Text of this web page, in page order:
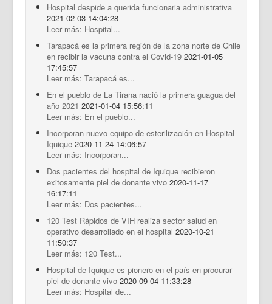
Hospital despide a querida funcionaria administrativa
2021-02-03 14:04:28
Leer más: Hospital...
Tarapacá es la primera región de la zona norte de Chile
en recibir la vacuna contra el Covid-19 2021-01-05
17:45:57
Leer más: Tarapacá es...
En el pueblo de La Tirana nació la primera guagua del
año 2021 2021-01-04 15:56:11
Leer más: En el pueblo...
Incorporan nuevo equipo de esterilización en Hospital
Iquique 2020-11-24 14:06:57
Leer más: Incorporan...
Dos pacientes del hospital de Iquique recibieron
exitosamente piel de donante vivo 2020-11-17
16:17:11
Leer más: Dos pacientes...
120 Test Rápidos de VIH realiza sector salud en
operativo desarrollado en el hospital 2020-10-21
11:50:37
Leer más: 120 Test...
Hospital de Iquique es pionero en el país en procurar
piel de donante vivo 2020-09-04 11:33:28
Leer más: Hospital de...